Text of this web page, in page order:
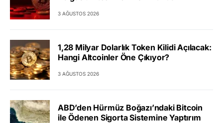
3 AĞUSTOS 2026
1,28 Milyar Dolarlık Token Kilidi Açılacak:
Hangi Altcoinler Öne Çıkıyor?
3 AĞUSTOS 2026
ABD’den Hürmüz Boğazı’ndaki Bitcoin
ile Ödenen Sigorta Sistemine Yaptırım